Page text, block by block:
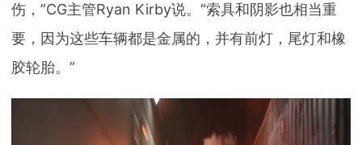
伤，”CG主管Ryan Kirby说。“索具和阴影也相当重
要，因为这些车辆都是金属的，并有前灯，尾灯和橡
胶轮胎。”